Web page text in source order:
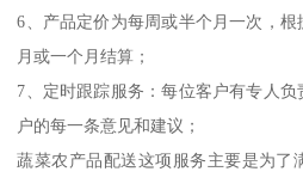
6、产品定价为每周或半个月一次，
月或一个月结算；
7、定时跟踪服务：每位客户有专人
户的每一条意见和建议；
蔬菜农产品配送这项服务主要是为了